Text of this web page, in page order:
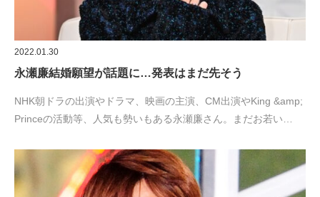
2022.01.30
永瀬廉結婚願望が話題に…発表はまだ先そう
NHK朝ドラの出演やドラマ、映画の主演、CМ出演やKing &amp;
Princeの活動等、人気も勢いもある永瀬廉さん。まだお若い…